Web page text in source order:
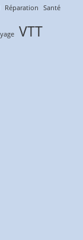
Réparation Santé
VTT